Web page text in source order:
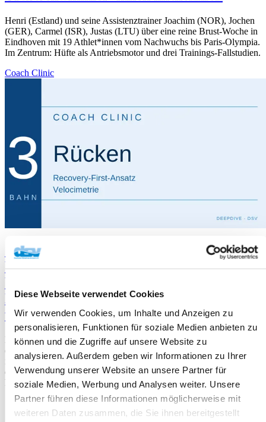
Diese Webseite verwendet Cookies
Wir verwenden Cookies, um Inhalte und Anzeigen zu
personalisieren, Funktionen für soziale Medien anbieten zu
können und die Zugriffe auf unsere Website zu
analysieren. Außerdem geben wir Informationen zu Ihrer
Verwendung unserer Website an unsere Partner für
soziale Medien, Werbung und Analysen weiter. Unsere
Partner führen diese Informationen möglicherweise mit
weiteren Daten zusammen, die Sie ihnen bereitgestellt
Henri (Estland) und seine Assistenztrainer Joachim (NOR), Jochen
(GER), Carmel (ISR), Justas (LTU) über eine reine Brust-Woche in
Eindhoven mit 19 Athlet*innen vom Nachwuchs bis Paris-Olympia.
Im Zentrum: Hüfte als Antriebsmotor und drei Trainings-Fallstudien.
Coach Clinic
Coach Clinic #3 – Rückenschwimmen-
Woche & der "Recovery-First"-Ansatz:
Wie ein brasilianischer Trainer in
Deutschland die Junior-Podestplätze
verdreifachte
Delano Silva (Brasilien/SG Noise) und Prof. Augusto Barbosa
(Measure) führten die Rücken-Gruppe des Euro-Junior-Camps 2025
in Eindhoven. Ihre Auswertungs-Session ist die methodisch
dichteste der Coach-Clinic-Serie — und stellt Grundannahmen des
konventionellen Nachwuchstrainings ernsthaft in Frage.